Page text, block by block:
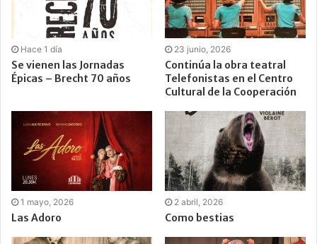
Hace 1 día
Se vienen las Jornadas
Épicas – Brecht 70 años
23 junio, 2026
Continúa la obra teatral
Telefonistas en el Centro
Cultural de la Cooperación
1 mayo, 2026
Las Adoro
2 abril, 2026
Como bestias